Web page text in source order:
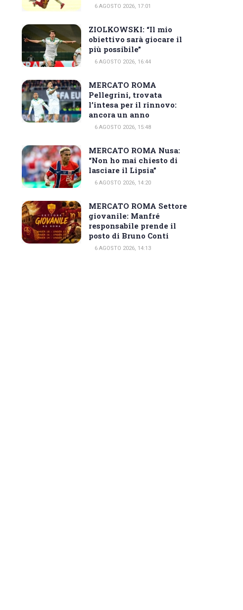
6 AGOSTO 2026, 17:01
ZIOLKOWSKI: “Il mio
obiettivo sarà giocare il
più possibile”
6 AGOSTO 2026, 16:44
MERCATO ROMA
Pellegrini, trovata
l’intesa per il rinnovo:
ancora un anno
6 AGOSTO 2026, 15:48
MERCATO ROMA Nusa:
“Non ho mai chiesto di
lasciare il Lipsia”
6 AGOSTO 2026, 14:20
MERCATO ROMA Settore
giovanile: Manfré
responsabile prende il
posto di Bruno Conti
6 AGOSTO 2026, 14:13